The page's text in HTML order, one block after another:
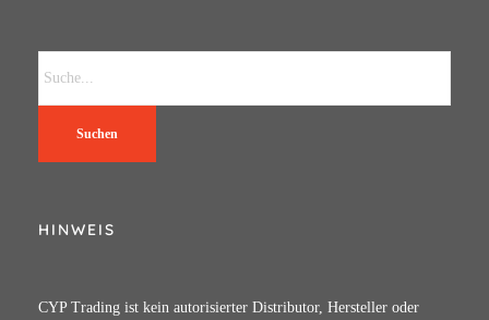
Suchen
HINWEIS
CYP Trading ist kein autorisierter Distributor, Hersteller oder